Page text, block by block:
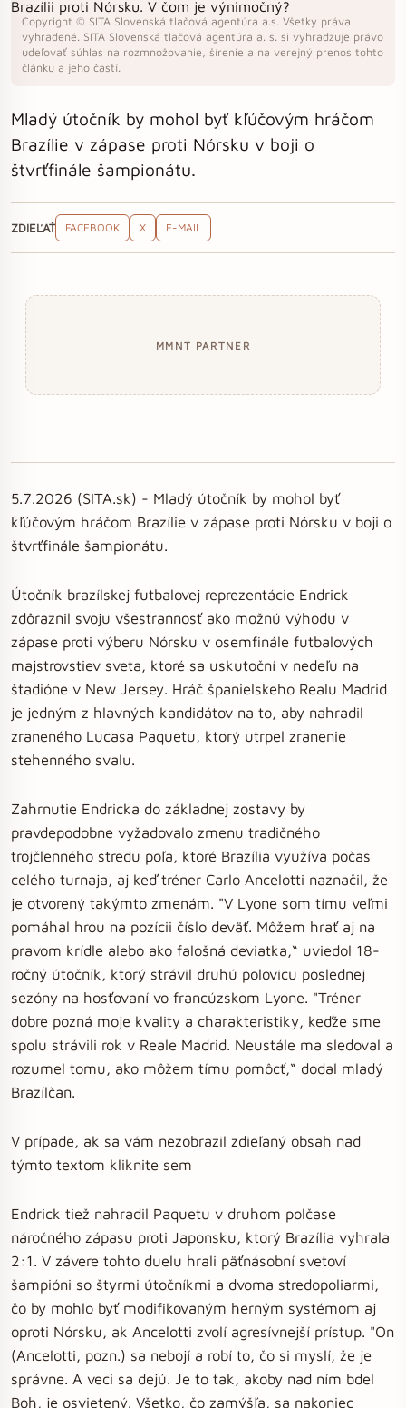
Copyright © SITA Slovenská tlačová agentúra a.s. Všetky práva
vyhradené. SITA Slovenská tlačová agentúra a. s. si vyhradzuje právo
udeľovať súhlas na rozmnožovanie, šírenie a na verejný prenos tohto
článku a jeho častí.
Mladý útočník by mohol byť kľúčovým hráčom
Brazílie v zápase proti Nórsku v boji o
štvrťfinále šampionátu.
ZDIEĽAŤ FACEBOOK X E-MAIL
MMNT PARTNER
5.7.2026 (SITA.sk) - Mladý útočník by mohol byť
kľúčovým hráčom Brazílie v zápase proti Nórsku v boji o
štvrťfinále šampionátu.
Útočník brazílskej futbalovej reprezentácie Endrick
zdôraznil svoju všestrannosť ako možnú výhodu v
zápase proti výberu Nórsku v osemfinále futbalových
majstrovstiev sveta, ktoré sa uskutoční v nedeľu na
štadióne v New Jersey. Hráč španielskeho Realu Madrid
je jedným z hlavných kandidátov na to, aby nahradil
zraneného Lucasa Paquetu, ktorý utrpel zranenie
stehenného svalu.
Zahrnutie Endricka do základnej zostavy by
pravdepodobne vyžadovalo zmenu tradičného
trojčlenného stredu poľa, ktoré Brazília využíva počas
celého turnaja, aj keď tréner Carlo Ancelotti naznačil, že
je otvorený takýmto zmenám. "V Lyone som tímu veľmi
pomáhal hrou na pozícii číslo deväť. Môžem hrať aj na
pravom krídle alebo ako falošná deviatka,“ uviedol 18-
ročný útočník, ktorý strávil druhú polovicu poslednej
sezóny na hosťovaní vo francúzskom Lyone. "Tréner
dobre pozná moje kvality a charakteristiky, keďže sme
spolu strávili rok v Reale Madrid. Neustále ma sledoval a
rozumel tomu, ako môžem tímu pomôcť,“ dodal mladý
Brazílčan.
V prípade, ak sa vám nezobrazil zdieľaný obsah nad
týmto textom kliknite sem
Endrick tiež nahradil Paquetu v druhom polčase
náročného zápasu proti Japonsku, ktorý Brazília vyhrala
2:1. V závere tohto duelu hrali päťnásobní svetoví
šampióni so štyrmi útočníkmi a dvoma stredopoliarmi,
čo by mohlo byť modifikovaným herným systémom aj
oproti Nórsku, ak Ancelotti zvolí agresívnejší prístup. "On
(Ancelotti, pozn.) sa nebojí a robí to, čo si myslí, že je
správne. A veci sa dejú. Je to tak, akoby nad ním bdel
Boh, je osvietený. Všetko, čo zamýšľa, sa nakoniec